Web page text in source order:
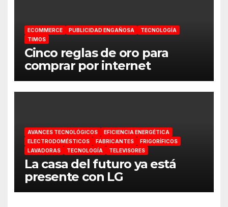
ECOMMERCE PUBLICIDAD ENGAÑOSA
TECNOLOGÍA
TIMOS
Cinco reglas de oro para
comprar por internet
AVANCES TECNOLÓGICOS
EFICIENCIA ENERGÉTICA
ELECTRODOMÉSTICOS
FABRICANTES
FRIGORÍFICOS
LAVADORAS
TECNOLOGÍA TELEVISORES
La casa del futuro ya está
presente con LG